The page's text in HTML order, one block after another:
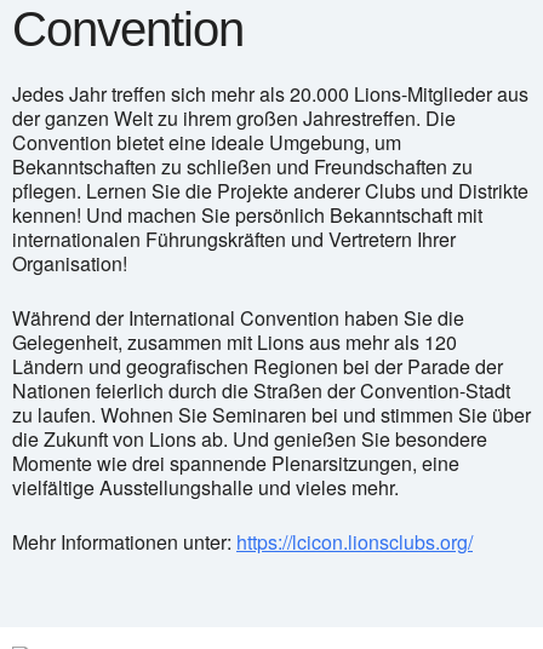
Convention
Jedes Jahr treffen sich mehr als 20.000 Lions-Mitglieder aus
der ganzen Welt zu ihrem großen Jahrestreffen. Die
Convention bietet eine ideale Umgebung, um
Bekanntschaften zu schließen und Freundschaften zu
pflegen. Lernen Sie die Projekte anderer Clubs und Distrikte
kennen! Und machen Sie persönlich Bekanntschaft mit
internationalen Führungskräften und Vertretern Ihrer
Organisation!
Während der International Convention haben Sie die
Gelegenheit, zusammen mit Lions aus mehr als 120
Ländern und geografischen Regionen bei der Parade der
Nationen feierlich durch die Straßen der Convention-Stadt
zu laufen. Wohnen Sie Seminaren bei und stimmen Sie über
die Zukunft von Lions ab. Und genießen Sie besondere
Momente wie drei spannende Plenarsitzungen, eine
vielfältige Ausstellungshalle und vieles mehr.
Mehr Informationen unter: https://lcicon.lionsclubs.org/